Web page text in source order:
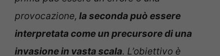
provocazione, la seconda può essere
interpretata come un precursore di una
invasione in vasta scala. L’obiettivo è